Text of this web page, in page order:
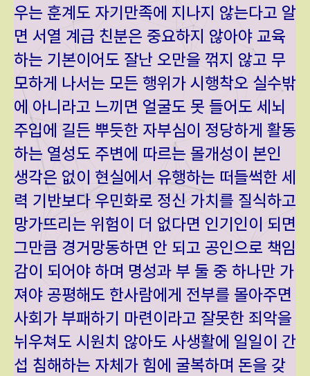
우는 훈계도 자기만족에 지나지 않는다고 알
면 서열 계급 친분은 중요하지 않아야 교육
하는 기본이어도 잘난 오만을 꺾지 않고 무
모하게 나서는 모든 행위가 시행착오 실수밖
에 아니라고 느끼면 얼굴도 못 들어도 세뇌
주입에 길든 뿌듯한 자부심이 정당하게 활동
하는 열성도 주변에 따르는 몰개성이 본인
생각은 없이 현실에서 유행하는 떠들썩한 세
력 기반보다 우민화로 정신 가치를 질식하고
망가뜨리는 위험이 더 없다면 인기인이 되면
그만큼 경거망동하면 안 되고 공인으로 책임
감이 되어야 하며 명성과 부 둘 중 하나만 가
져야 공평해도 한사람에게 전부를 몰아주면
사회가 부패하기 마련이라고 잘못한 죄악을
뉘우쳐도 시원치 않아도 사생활에 일일이 간
섭 침해하는 자체가 힘에 굴복하며 돈을 갖